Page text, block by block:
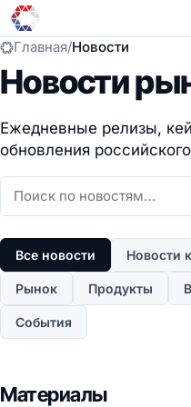
Главная/Новости
Новости
Ежедневные релизы,
обновления
Все новости Новости
Рынок Продукты
События
Материалы